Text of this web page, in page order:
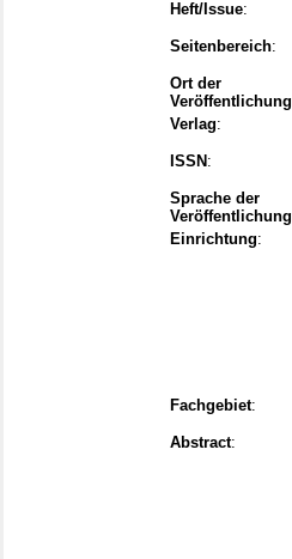
Heft/Issue:
Seitenbereich:
Ort der
Veröffentlichung
Verlag:
ISSN :
Sprache der
Veröffentlichung
Einrichtung:
Fachgebiet:
Abstract: